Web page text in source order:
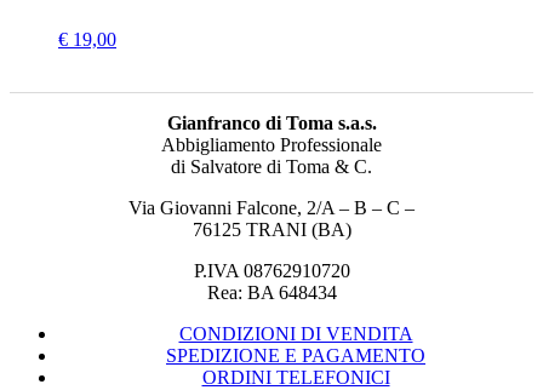
€ 19,00
Gianfranco di Toma s.a.s.
Abbigliamento Professionale
di Salvatore di Toma & C.
Via Giovanni Falcone, 2/A – B – C –
76125 TRANI (BA)
P.IVA 08762910720
Rea: BA 648434
CONDIZIONI DI VENDITA
SPEDIZIONE E PAGAMENTO
ORDINI TELEFONICI